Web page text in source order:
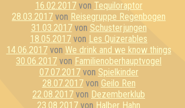
16.02.2017von Tequiloraptor
28.03.2017 von Reisegruppe Regenbogen
31.03.2017von Schusterjungen
18.05.2017 von Les Quizerables
14.06.2017von We drink and we know things
30.06.2017 von Familienoberhauptvogel
07.07.2017von Spielkinder
28.07.2017von Geilo Ren
22.08.2017 von Dezemberklub
23.08.2017 von Halber Hahn